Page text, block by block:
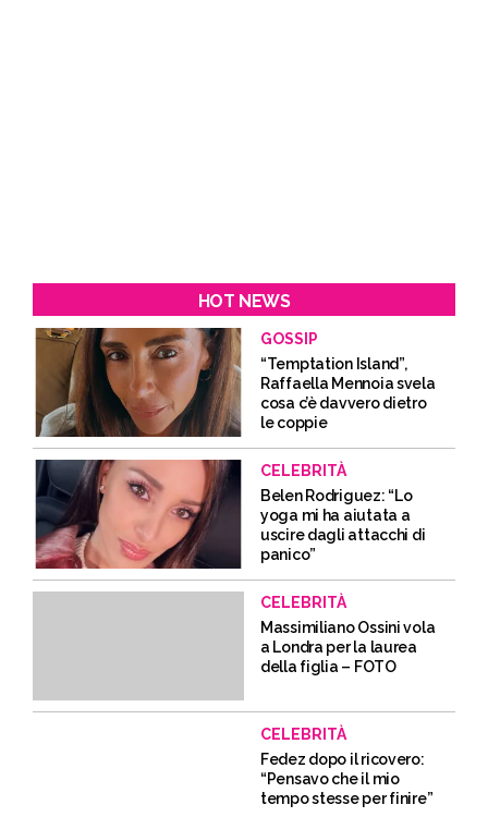
HOT NEWS
GOSSIP
“Temptation Island”,
Raffaella Mennoia svela
cosa c’è davvero dietro
le coppie
CELEBRITÀ
Belen Rodriguez: “Lo
yoga mi ha aiutata a
uscire dagli attacchi di
panico”
CELEBRITÀ
Massimiliano Ossini vola
a Londra per la laurea
della figlia – FOTO
CELEBRITÀ
Fedez dopo il ricovero:
“Pensavo che il mio
tempo stesse per finire”